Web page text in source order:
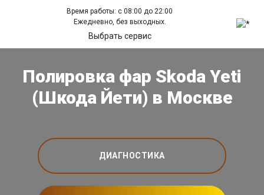
Время работы: с 08:00 до 22:00
Ежедневно, без выходных.
Выбрать сервис
Полировка фар Skoda Yeti
(Шкода Йети) в Москве
ДИАГНОСТИКА